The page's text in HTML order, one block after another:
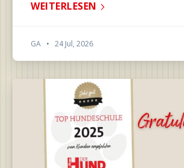
WEITERLESEN
GA • 24 Jul, 2026